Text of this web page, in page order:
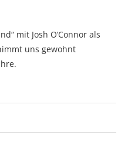
mit Josh O’Connor als
uns gewohnt